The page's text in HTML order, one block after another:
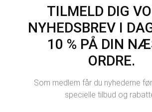
TILMELD DIG
NYHEDSBREV I
10 % PÅ DIN
ORDRE.
Som medlem får du nyhederne
specielle tilbud og